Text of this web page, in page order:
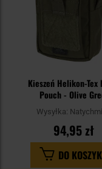
Kieszeń Helikon-Tex
Pouch - Olive
Wysyłka:
94,95 zł
DO